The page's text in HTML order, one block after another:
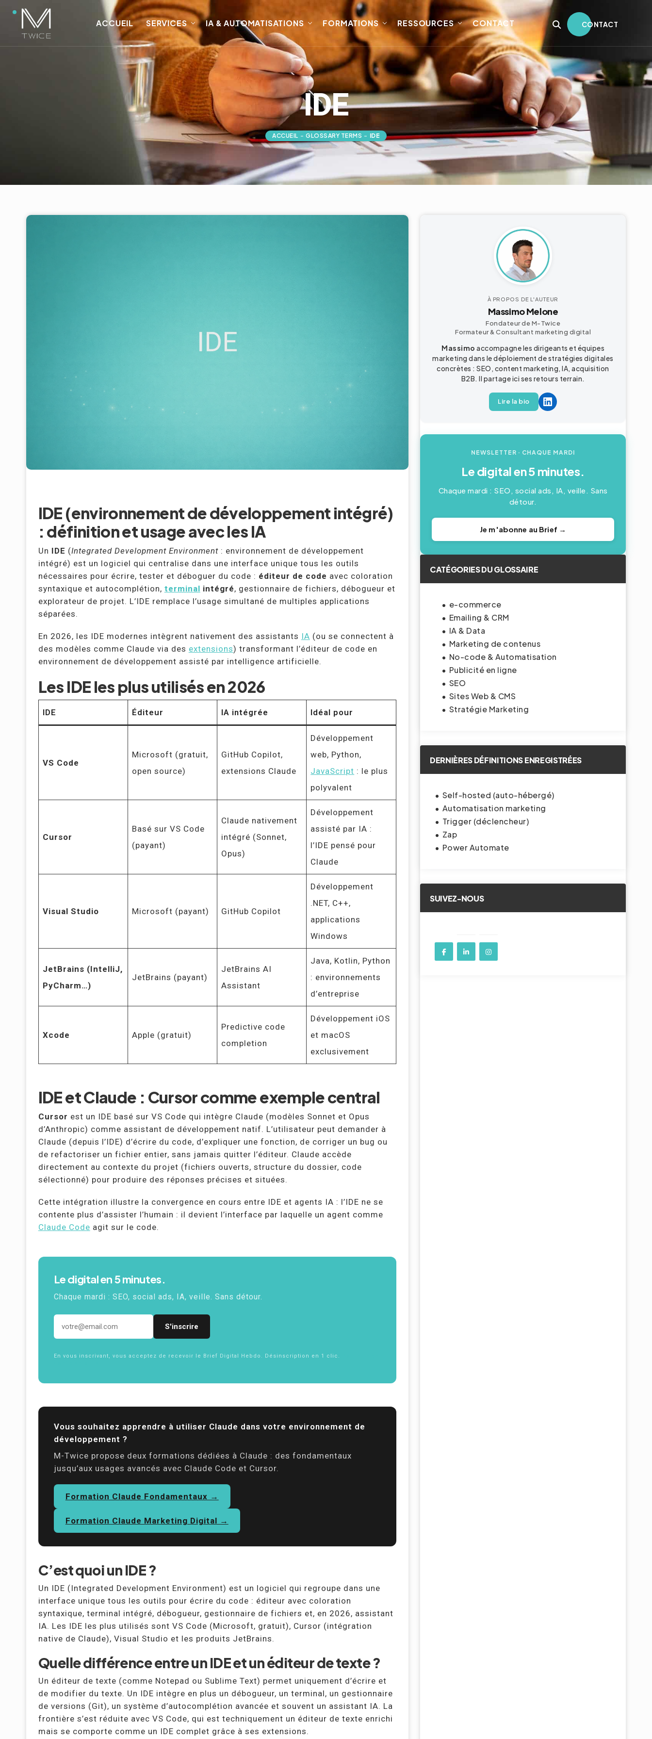
ACCUEIL SERVICES IA & AUTOMATISATIONS FORMATIONS RESSOURCES CONTACT CONTACT
IDE
ACCUEIL - GLOSSARY TERMS - IDE
IDE (environnement de développement intégré)
: définition et usage avec les IA
Un IDE (Integrated Development Environment: environnement de développement
intégré) est un logiciel qui centralise dans une interface unique tous les outils
nécessaires pour écrire, tester et déboguer du code : éditeur de code avec coloration
syntaxique et autocomplétion, terminal intégré, gestionnaire de fichiers, débogueur et
explorateur de projet. L’IDE remplace l’usage simultané de multiples applications
séparées.
En 2026, les IDE modernes intègrent nativement des assistants IA (ou se connectent à
des modèles comme Claude via des extensions) transformant l’éditeur de code en
environnement de développement assisté par intelligence artificielle.
Les IDE les plus utilisés en 2026
IDE Éditeur IA intégrée Idéal pour
VS Code
Microsoft (gratuit,
open source)
GitHub Copilot,
extensions Claude
Développement
web, Python,
JavaScript : le plus
polyvalent
Cursor
Basé sur VS Code
(payant)
Claude nativement
intégré (Sonnet,
Opus)
Développement
assisté par IA :
l’IDE pensé pour
Claude
Visual Studio Microsoft (payant) GitHub Copilot
Développement
.NET, C++,
applications
Windows
JetBrains (IntelliJ,
PyCharm…)
JetBrains (payant)
JetBrains AI
Assistant
Java, Kotlin, Python
: environnements
d’entreprise
Xcode Apple (gratuit)
Predictive code
completion
Développement iOS
et macOS
exclusivement
IDE et Claude : Cursor comme exemple central
Cursor est un IDE basé sur VS Code qui intègre Claude (modèles Sonnet et Opus
d’Anthropic) comme assistant de développement natif. L’utilisateur peut demander à
Claude (depuis l’IDE) d’écrire du code, d’expliquer une fonction, de corriger un bug ou
de refactoriser un fichier entier, sans jamais quitter l’éditeur. Claude accède
directement au contexte du projet (fichiers ouverts, structure du dossier, code
sélectionné) pour produire des réponses précises et situées.
Cette intégration illustre la convergence en cours entre IDE et agents IA : l’IDE ne se
contente plus d’assister l’humain : il devient l’interface par laquelle un agent comme
Claude Code agit sur le code.
Le digital en 5 minutes.
Chaque mardi : SEO, social ads, IA, veille. Sans détour.
En vous inscrivant, vous acceptez de recevoir le Brief Digital Hebdo. Désinscription en 1 clic.
Vous souhaitez apprendre à utiliser Claude dans votre environnement de
développement ?
M-Twice propose deux formations dédiées à Claude : des fondamentaux
jusqu’aux usages avancés avec Claude Code et Cursor.
Formation Claude Fondamentaux →
Formation Claude Marketing Digital →
C’est quoi un IDE ?
Un IDE (Integrated Development Environment) est un logiciel qui regroupe dans une
interface unique tous les outils pour écrire du code : éditeur avec coloration
syntaxique, terminal intégré, débogueur, gestionnaire de fichiers et, en 2026, assistant
IA. Les IDE les plus utilisés sont VS Code (Microsoft, gratuit), Cursor (intégration
native de Claude), Visual Studio et les produits JetBrains.
Quelle différence entre un IDE et un éditeur de texte ?
Un éditeur de texte (comme Notepad ou Sublime Text) permet uniquement d’écrire et
de modifier du texte. Un IDE intègre en plus un débogueur, un terminal, un gestionnaire
de versions (Git), un système d’autocomplétion avancée et souvent un assistant IA. La
frontière s’est réduite avec VS Code, qui est techniquement un éditeur de texte enrichi
mais se comporte comme un IDE complet grâce à ses extensions.
À PROPOS DE L'AUTEUR
Massimo Melone
Fondateur de M-Twice
Formateur & Consultant marketing digital
Massimo accompagne les dirigeants et équipes
marketing dans le déploiement de stratégies digitales
concrètes : SEO, content marketing, IA, acquisition
B2B. Il partage ici ses retours terrain.
Lire la bio
NEWSLETTER · CHAQUE MARDI
Le digital en 5 minutes.
Chaque mardi : SEO, social ads, IA, veille. Sans
détour.
Je m'abonne au Brief →
CATÉGORIES DU GLOSSAIRE
e-commerce
Emailing & CRM
IA & Data
Marketing de contenus
No-code & Automatisation
Publicité en ligne
SEO
Sites Web & CMS
Stratégie Marketing
DERNIÈRES DÉFINITIONS ENREGISTRÉES
Self-hosted (auto-hébergé)
Automatisation marketing
Trigger (déclencheur)
Zap
Power Automate
SUIVEZ-NOUS